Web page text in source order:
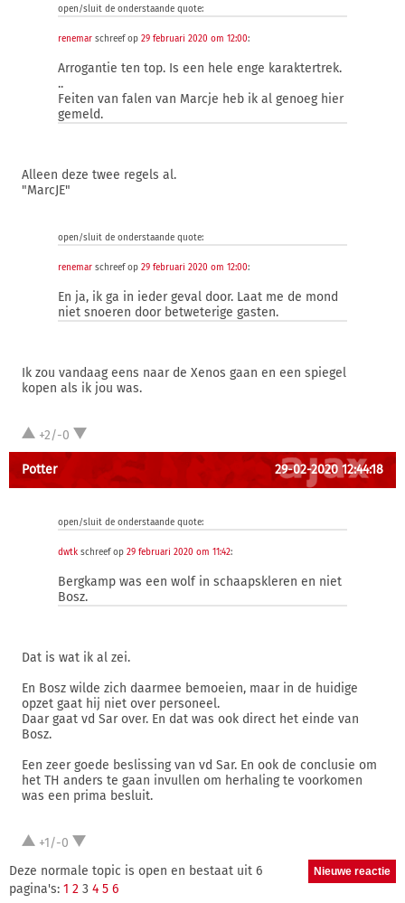
open/sluit de onderstaande quote:
renemar schreef op 29 februari 2020 om 12:00:
Arrogantie ten top. Is een hele enge karaktertrek.
..
Feiten van falen van Marcje heb ik al genoeg hier
gemeld.
Alleen deze twee regels al.
"MarcJE"
open/sluit de onderstaande quote:
renemar schreef op 29 februari 2020 om 12:00:
En ja, ik ga in ieder geval door. Laat me de mond
niet snoeren door betweterige gasten.
Ik zou vandaag eens naar de Xenos gaan en een spiegel
kopen als ik jou was.
+2/-0
Potter 29-02-2020 12:44:18
open/sluit de onderstaande quote:
dwtk schreef op 29 februari 2020 om 11:42:
Bergkamp was een wolf in schaapskleren en niet
Bosz.
Dat is wat ik al zei.
En Bosz wilde zich daarmee bemoeien, maar in de huidige
opzet gaat hij niet over personeel.
Daar gaat vd Sar over. En dat was ook direct het einde van
Bosz.
Een zeer goede beslissing van vd Sar. En ook de conclusie om
het TH anders te gaan invullen om herhaling te voorkomen
was een prima besluit.
+1/-0
Deze normale topic is open en bestaat uit 6
pagina's: 1 2 3 4 5 6